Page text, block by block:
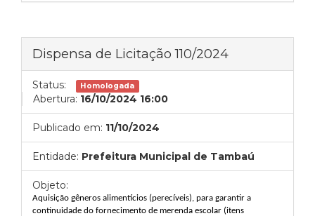
Dispensa de Licitação 110/2024
Status: Homologada
Abertura: 16/10/2024 16:00
Publicado em: 11/10/2024
Entidade: Prefeitura Municipal de Tambaú
Objeto:
Aquisição gêneros alimentícios (perecíveis), para garantir a
continuidade do fornecimento de merenda escolar (itens